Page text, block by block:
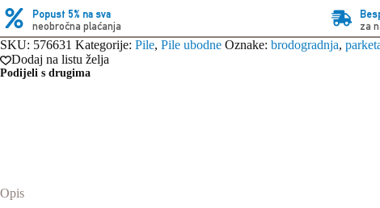
Popust 5% na sva
neobročna plaćanja
za
SKU: 576631 Kategorije: Pile, Pile ubodne Oznake: brodogradnja,
Dodaj na listu želja
Podijeli s drugima
Opis